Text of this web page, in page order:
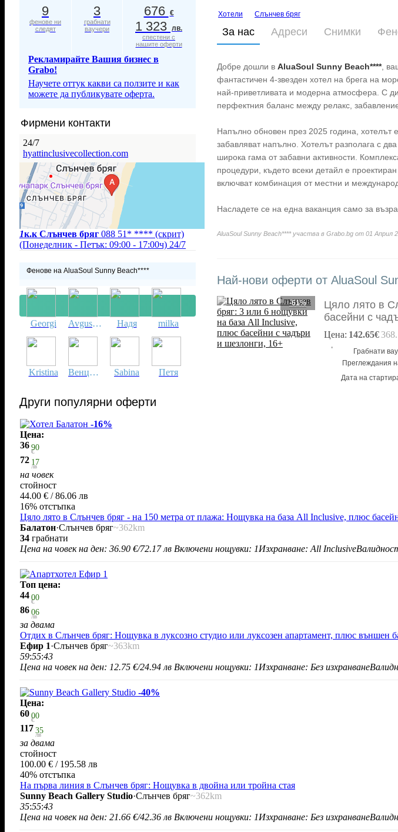
9
фенове ни
следят
3
грабнати
ваучери
676 €
1 323 лв.
спестени с
нашите оферти
Рекламирайте Вашия бизнес в
Grabo!
Научете оттук какви са ползите и как
можете да публикувате оферта.
Фирмени контакти
24/7
hyattinclusivecollection.com
1к.к Слънчев бряг 088 51* **** (скрит)
(Понеделник - Петък: 09:00 - 17:00ч) 24/7
Фенове на AluaSoul Sunny Beach****
Georgi Avgustina Надя milka
Kristina Венцислава Sabina Петя
Хотели Слънчев бряг
За нас Адреси Снимки
Добре дошли в AluaSoul Sunny Beach****,
фантастичен 4-звезден хотел на брега на
най-приветливата и модерна атмосфера. С
перфектния баланс между релакс,
Напълно обновен през 2025 година, хотелът
забавляват напълно. Хотелът разполага с
широка гама от забавни активности.
процедури, където всеки детайл е
включват комбинация от местни и
Насладете се на една ваканция само за
AluaSoul Sunny Beach**** участва в Grabo.bg от 01 Април
Най-нови оферти от AluaSoul
-61%
Цяло лято в
басейни с
Цена: 142.65€
·
Грабнати
Преглеждания
Дата на
Други популярни оферти
-16%
Цена:
36 90
€
72 17
лв
на човек
стойност
44.00 € / 86.06 лв
16% отстъпка
Цяло лято в Слънчев бряг - на 150 метра от плажа: Нощувка на база All Inclusive, плюс
Балатон·Слънчев бряг~362km
34 грабнати
Цена на човек на ден: 36.90 €/72.17 лв Включени нощувки: 1Изхранване: All Inclusive
Топ цена:
44 00
€
86 06
лв
за двама
Отдих в Слънчев бряг: Нощувка в луксозно студио или луксозен апартамент, плюс външен
Ефир 1·Слънчев бряг~363km
59:55:43
Цена на човек на ден: 12.75 €/24.94 лв Включени нощувки: 1Изхранване: Без изхранване
-40%
Цена:
60 00
€
117 35
лв
за двама
стойност
100.00 € / 195.58 лв
40% отстъпка
На първа линия в Слънчев бряг: Нощувка в двойна или тройна стая
Sunny Beach Gallery Studio·Слънчев бряг~362km
35:55:43
Цена на човек на ден: 21.66 €/42.36 лв Включени нощувки: 1Изхранване: Без изхранване